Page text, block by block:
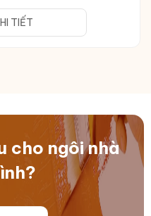
TIẾT
cho ngôi nhà